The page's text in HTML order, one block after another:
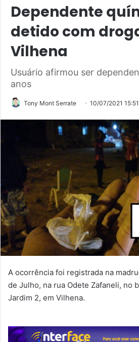
Dependente
detido com
Vilhena
Usuário afirmou ser
anos
Tony Mont Serrate 10/07/2021
A ocorrência foi registrada na
de Julho, na rua Odete Zafaneli, no
Jardim 2, em Vilhena.